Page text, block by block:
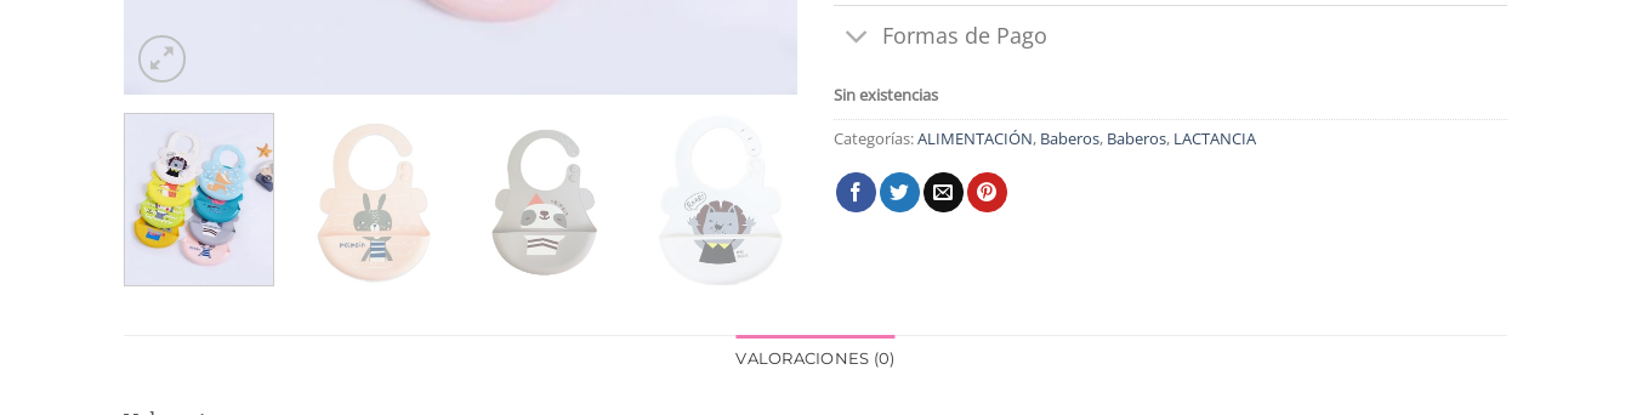
Formas de Pago
Sin existencias
Categorías:ALIMENTACIÓN, Baberos, Baberos, LACTANCIA
VALORACIONES (0)